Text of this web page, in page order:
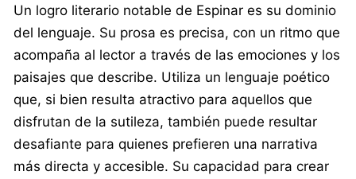
Un logro literario notable de Espinar es su dominio
del lenguaje. Su prosa es precisa, con un ritmo que
acompaña al lector a través de las emociones y los
paisajes que describe. Utiliza un lenguaje poético
que, si bien resulta atractivo para aquellos que
disfrutan de la sutileza, también puede resultar
desafiante para quienes prefieren una narrativa
más directa y accesible. Su capacidad para crear